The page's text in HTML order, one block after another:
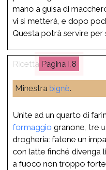
mano a guisa di
vi si metterà, e dopo
Questa potrà servire per
I.8
Minestra bignè.
Unite ad un quarto di
formaggio granone, tre
drogheria: fatene un
con latte finché divenga
a fuoco non troppo